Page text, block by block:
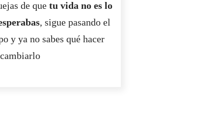
de que tu vida no es lo
, sigue pasando el
y ya no sabes qué hacer